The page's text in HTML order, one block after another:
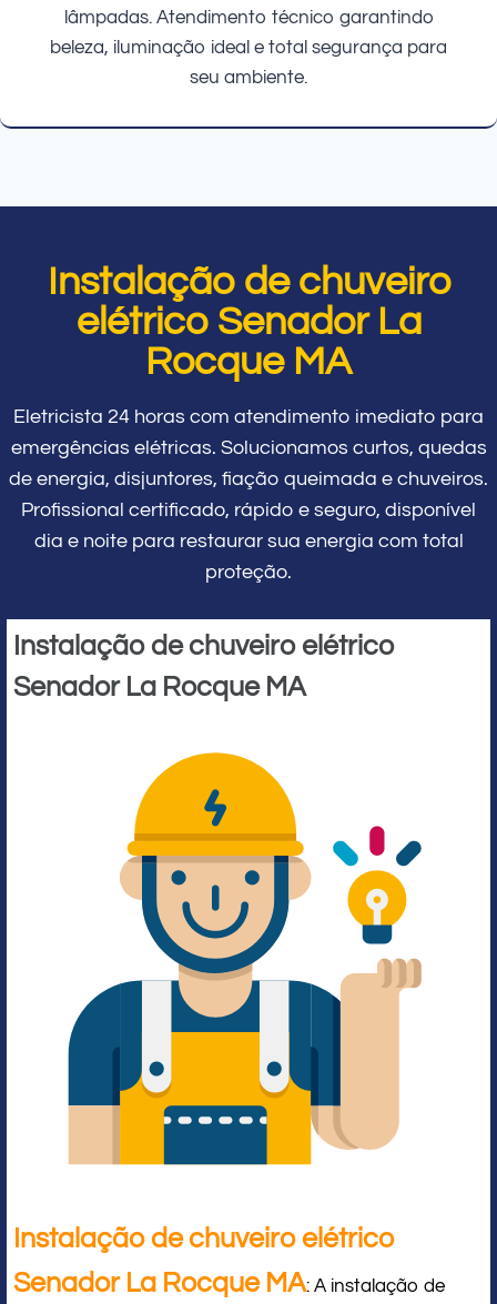
lâmpadas. Atendimento técnico garantindo
beleza, iluminação ideal e total segurança para
seu ambiente.
Instalação de chuveiro
elétrico Senador La
Rocque MA
Eletricista 24 horas com atendimento imediato para
emergências elétricas. Solucionamos curtos, quedas
de energia, disjuntores, fiação queimada e chuveiros.
Profissional certificado, rápido e seguro, disponível
dia e noite para restaurar sua energia com total
proteção.
Instalação de chuveiro elétrico
Senador La Rocque MA
Instalação de chuveiro elétrico
Senador La Rocque MA: A instalação de